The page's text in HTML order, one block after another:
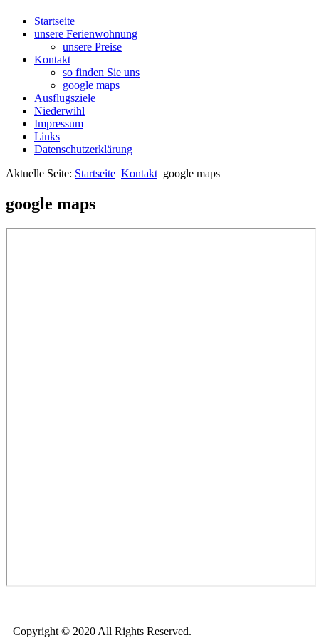
Startseite
unsere Ferienwohnung
unsere Preise
Kontakt
so finden Sie uns
google maps
Ausflugsziele
Niederwihl
Impressum
Links
Datenschutzerklärung
Aktuelle Seite: Startseite Kontakt google maps
google maps
Copyright © 2020 All Rights Reserved.